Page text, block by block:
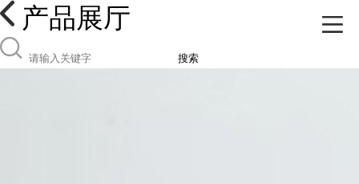
产品展厅
搜索